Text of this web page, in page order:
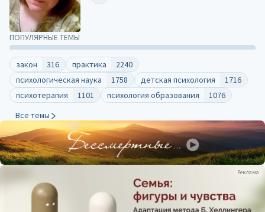
Реклама
ПОПУЛЯРНЫЕ ТЕМЫ
закон 316 практика
2240
психологическая наука
1758 детская психология
1716
психотерапия
1101 психология образования
1076
Все темы